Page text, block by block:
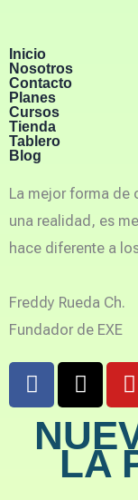
Inicio
Nosotros
Contacto
Planes
Cursos
Tienda
Tablero
Blog
La mejor forma de
una realidad, es
hace diferente a
Freddy Rueda Ch.
Fundador de EXE
F
a
c
X
-
t
w
t
Y
o
t
b
LA